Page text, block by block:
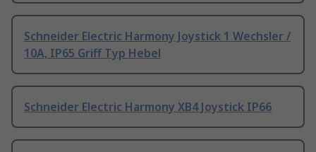
Schneider Electric Harmony Joystick 1 Wechsler /
10A, IP65 Griff Typ Hebel
Schneider Electric Harmony XB4 Joystick IP66